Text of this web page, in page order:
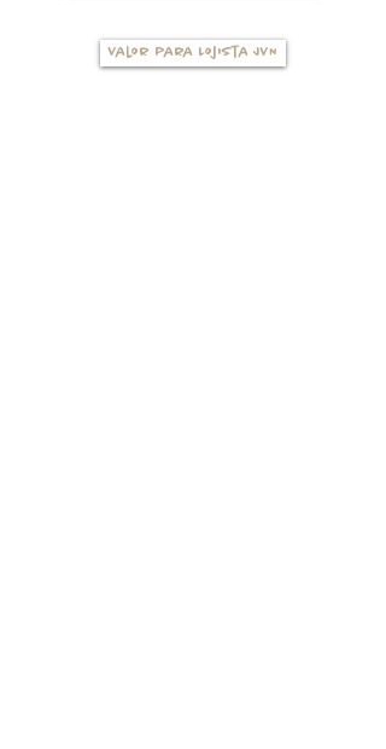
Valor para Lojista JVN